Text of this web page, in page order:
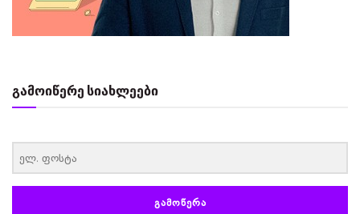
გამოიწერე სიახლეები
ᲒᲐᲛᲝᲬᲔᲠᲐ